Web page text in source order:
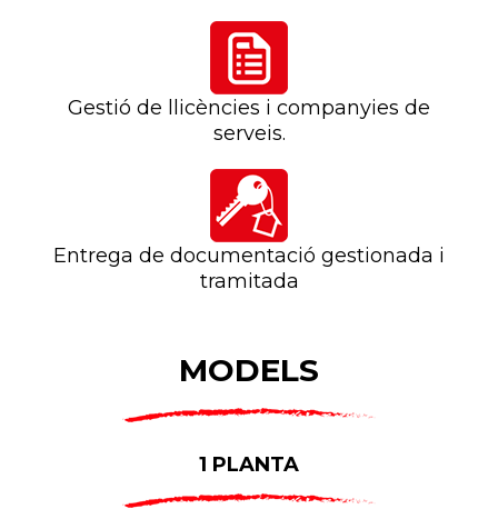
Gestió de llicències i companyies de
serveis.
Entrega de documentació gestionada i
tramitada
MODELS
1 PLANTA